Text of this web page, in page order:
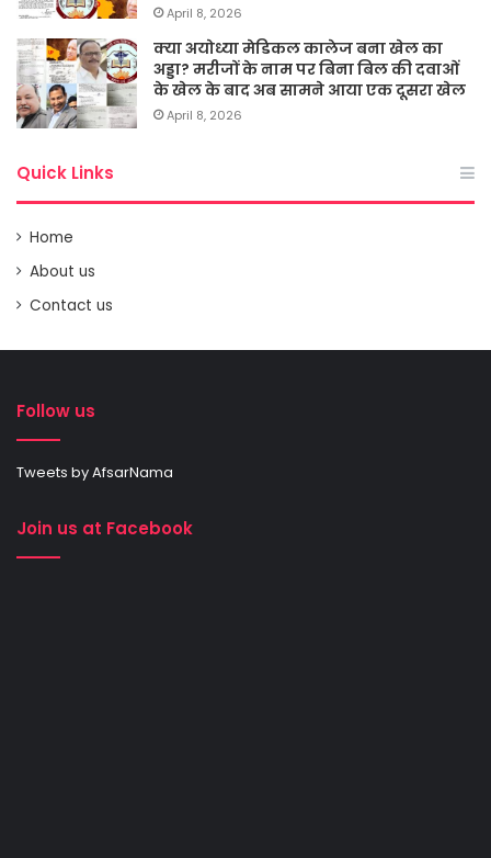
April 8, 2026
क्या अयोध्या मेडिकल कालेज बना खेल का
अड्डा? मरीजों के नाम पर बिना बिल की दवाओं
के खेल के बाद अब सामने आया एक दूसरा खेल
April 8, 2026
Quick Links
Home
About us
Contact us
Follow us
Tweets by AfsarNama
Join us at Facebook